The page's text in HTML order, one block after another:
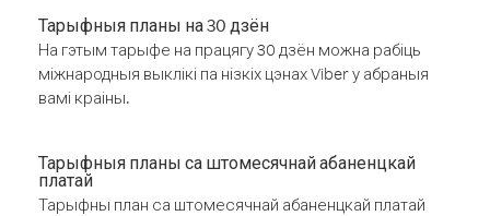
Тарыфныя планы на 30 дзён
На гэтым тарыфе на працягу 30 дзён можна рабіць
міжнародныя выклікі па нізкіх цэнах Viber у абраныя
вамі краіны.
Тарыфныя планы са штомесячнай абаненцкай
платай
Тарыфны план са штомесячнай абаненцкай платай